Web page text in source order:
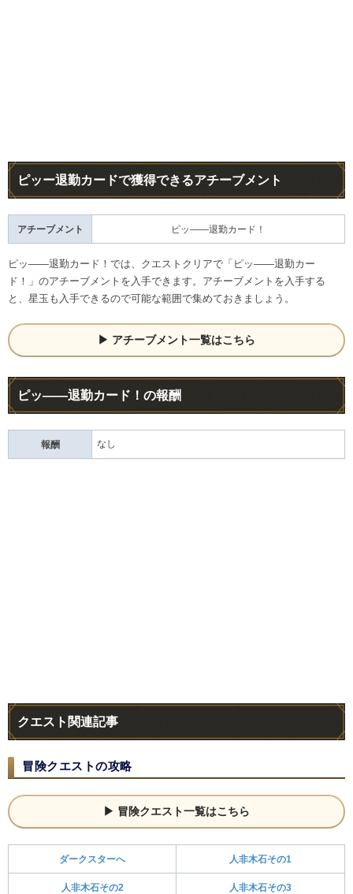
ピッー退勤カードで獲得できるアチーブメント
アチーブメント ピッ――退勤カード！
ピッ――退勤カード！では、クエストクリアで「ピッ――退勤カー
ド！」のアチーブメントを入手できます。アチーブメントを入手する
と、星玉も入手できるので可能な範囲で集めておきましょう。
アチーブメント一覧はこちら
ピッ――退勤カード！の報酬
報酬 なし
クエスト関連記事
冒険クエストの攻略
冒険クエスト一覧はこちら
ダークスターへ 人非木石その1
人非木石その2 人非木石その3